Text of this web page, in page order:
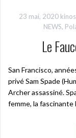
23 mai, 2020
NEWS,
Le
San Francisco,
privé Sam Spade
Archer assassiné.
femme, la